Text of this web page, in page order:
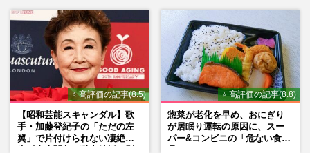
⭐ 高評価の記事(8.5)
【昭和芸能スキャンダル】歌
手・加藤登紀子の「ただの左
翼」で片付けられない凄絶半
⭐ 高評価の記事(8.8)
惣菜が老化を早め、おにぎり
が居眠り運転の原因に、スー
パー&コンビニの「危ない食